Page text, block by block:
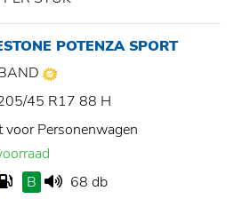
POTENZA SPORT
45 R17 88 H
voor Personenwagen
B 68 db